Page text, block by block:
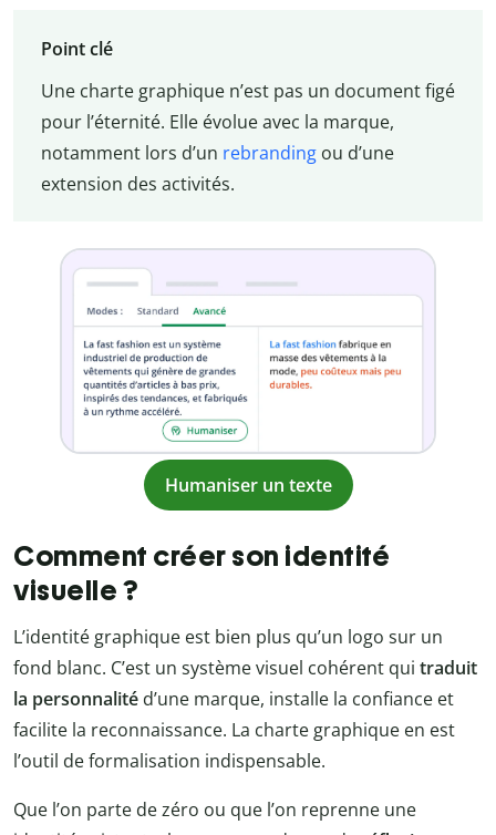
Point clé
Une charte graphique n’est pas un document figé
pour l’éternité. Elle évolue avec la marque,
notamment lors d’un rebrandingou d’une
extension des activités.
Humaniser un texte
Comment créer son identité
visuelle ?
L’identité graphique est bien plus qu’un logo sur un
fond blanc. C’est un système visuel cohérent qui traduit
la personnalité d’une marque, installe la confiance et
facilite la reconnaissance. La charte graphique en est
l’outil de formalisation indispensable.
Que l’on parte de zéro ou que l’on reprenne une